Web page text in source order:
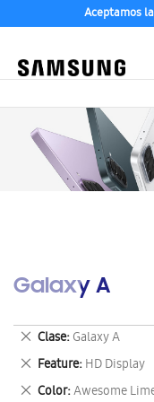
Aceptamos
Galaxy A
Clase Galaxy A
Eliminar
este
artículo
Feature HD Display
Eliminar
este
Color Awesome
Eliminar